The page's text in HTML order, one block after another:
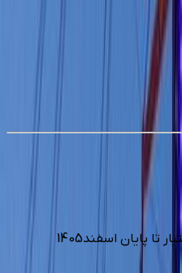
تا پایان اسفند1405